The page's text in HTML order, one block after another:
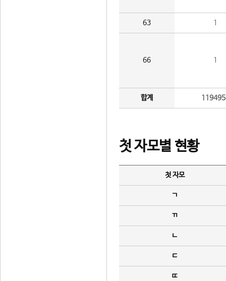
63 1
66 1
합계
첫 자모별 현황
첫 자모
ㄱ
ㄲ
ㄴ
ㄷ
ㄸ